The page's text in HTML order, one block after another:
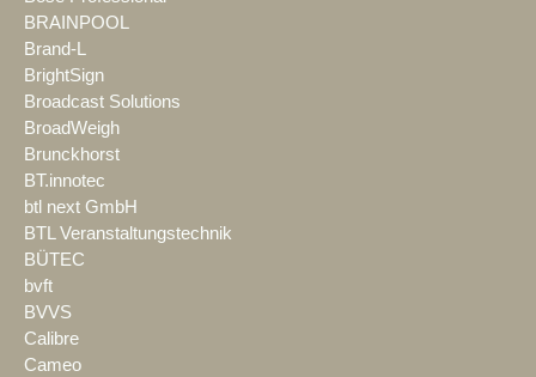
BRAINPOOL
Brand-L
BrightSign
Broadcast Solutions
BroadWeigh
Brunckhorst
BT.innotec
btl next GmbH
BTL Veranstaltungstechnik
BÜTEC
bvft
BVVS
Calibre
Cameo